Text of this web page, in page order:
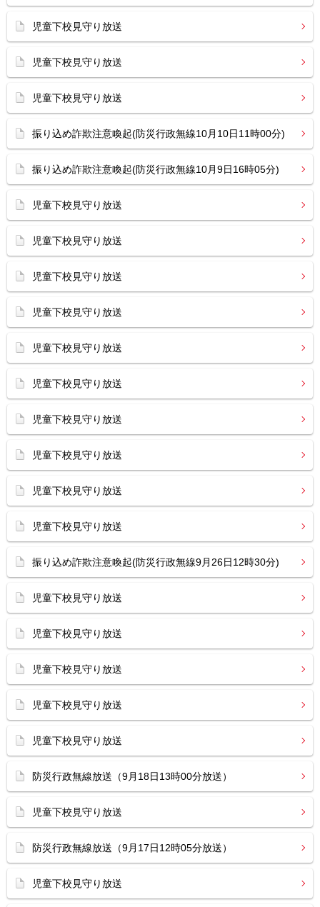
児童下校見守り放送
児童下校見守り放送
児童下校見守り放送
振り込め詐欺注意喚起(防災行政無線10月10日11時00分)
振り込め詐欺注意喚起(防災行政無線10月9日16時05分)
児童下校見守り放送
児童下校見守り放送
児童下校見守り放送
児童下校見守り放送
児童下校見守り放送
児童下校見守り放送
児童下校見守り放送
児童下校見守り放送
児童下校見守り放送
児童下校見守り放送
振り込め詐欺注意喚起(防災行政無線9月26日12時30分)
児童下校見守り放送
児童下校見守り放送
児童下校見守り放送
児童下校見守り放送
児童下校見守り放送
防災行政無線放送（9月18日13時00分放送）
児童下校見守り放送
防災行政無線放送（9月17日12時05分放送）
児童下校見守り放送